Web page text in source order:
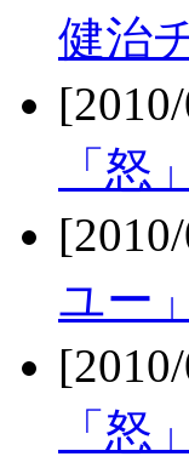
健治
「
ユー
「怒